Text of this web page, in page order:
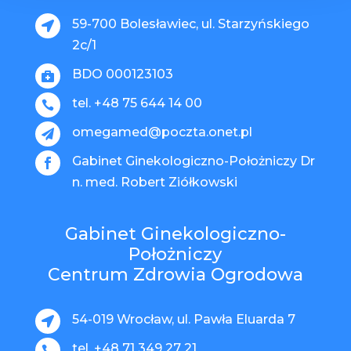

59-700 Bolesławiec, ul. Starzyńskiego
2c/1
 BDO 000123103
 tel. +48 75 644 14 00
 omegamed@poczta.onet.pl

Gabinet Ginekologiczno-Położniczy Dr
n. med. Robert Ziółkowski
Gabinet Ginekologiczno-
Położniczy
Centrum Zdrowia Ogrodowa
 54-019 Wrocław, ul. Pawła Eluarda 7